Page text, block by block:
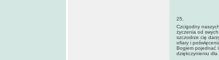
25.
Czcigodny
życzenia od
szczodrze cię
ofiary i
Bogiem pojednać
dziękczynieniu dla